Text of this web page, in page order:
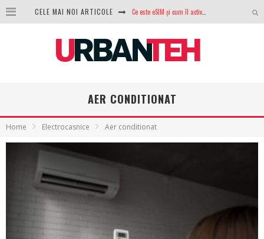
CELE MAI NOI ARTICOLE
100 GB de internet mobil gratuit de la Orange. Fără contract, fără acte și fără obligații
Analiza producției fotovoltaice în România – cât produce un sistem solar pe timp de iarnă?
AER CONDITIONAT
Home Electrocasnice Aer conditionat